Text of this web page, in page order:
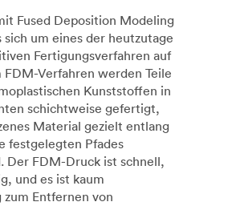
Fused Deposition Modeling
sich um eines der heutzutage
Fertigungsverfahren auf
Verfahren werden Teile
Kunststoffen in
schichtweise gefertigt,
Material gezielt entlang
festgelegten Pfades
Der FDM-Druck ist schnell,
und es ist kaum
Entfernen von